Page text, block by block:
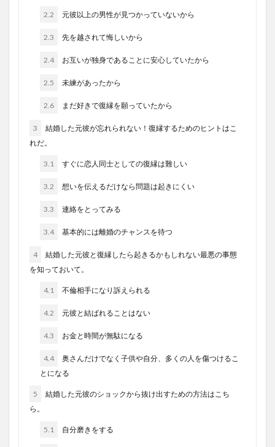
2.2 元彼以上の男性が見つかっていないから
2.3 先を越されて悔しいから
2.4 お互いが独身であることに安心していたから
2.5 未練があったから
2.6 まだ好きで復縁を願っていたから
3
結婚した元彼が忘れられない！復縁するためのヒントはこ
れだ。
3.1 すぐに恋人同士としての復縁は難しい
3.2 想いを伝えるだけなら問題は起きにくい
3.3 連絡をとってみる
3.4 基本的には離婚のチャンスを待つ
4
結婚した元彼と復縁したら起きるかもしれない最悪の事態
を知っておいて。
4.1 不倫相手になり訴えられる
4.2 元彼と結ばれることはない
4.3 お金と時間が無駄になる
4.4
奥さんだけでなく子供や自分、多くの人を傷つけるこ
とになる
5
結婚した元彼のショックから抜け出すための方法はこち
ら。
5.1 自分磨きをする